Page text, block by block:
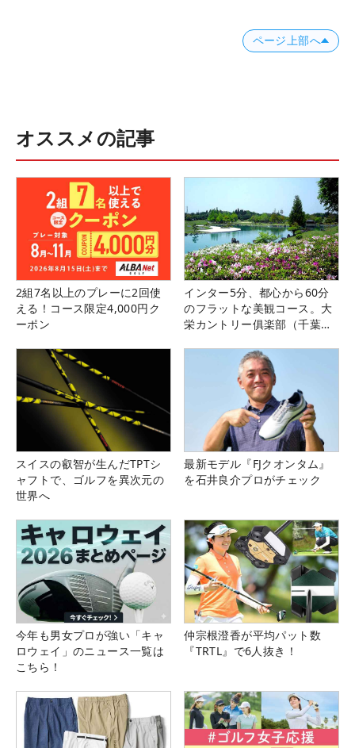
ページ上部へ
オススメの記事
2組7名以上のプレーに2回使
える！コース限定4,000円ク
ーポン
インター5分、都心から60分
のフラットな美観コース。大
栄カントリー俱楽部（千葉
スイスの叡智が生んだTPTシ
ャフトで、ゴルフを異次元の
世界へ
最新モデル『FJクオンタム』
を石井良介プロがチェック
今年も男女プロが強い「キャ
ロウェイ」のニュース一覧は
こちら！
仲宗根澄香が平均パット数
『TRTL』で6人抜き！